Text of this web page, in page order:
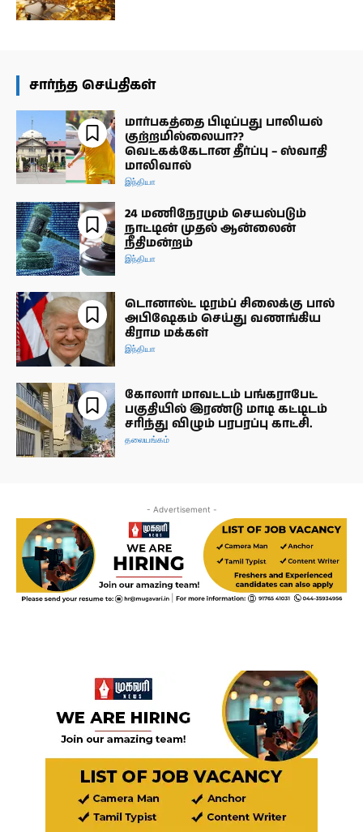
சார்ந்த செய்திகள்
மார்பகத்தை பிடிப்பது பாலியல்
குற்றமில்லையா??
வெட்கக்கேடான தீர்ப்பு – ஸ்வாதி
மாலிவால்
இந்தியா
24 மணிநேரமும் செயல்படும்
நாட்டின் முதல் ஆன்லைன்
நீதிமன்றம்
இந்தியா
டொனால்ட் டிரம்ப் சிலைக்கு பால்
அபிஷேகம் செய்து வணங்கிய
கிராம மக்கள்
இந்தியா
கோலார் மாவட்டம் பங்கராபேட்
பகுதியில் இரண்டு மாடி கட்டிடம்
சரிந்து விழும் பரபரப்பு காட்சி.
தலையங்கம்
- Advertisement -